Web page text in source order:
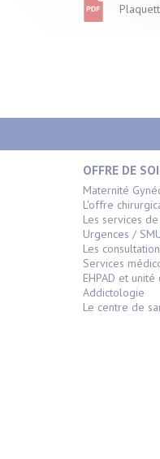
OFFRE DE
Maternité
L'offre
Les services
Urgences /
Les
Services
EHPAD et
Addictologie
Le centre de